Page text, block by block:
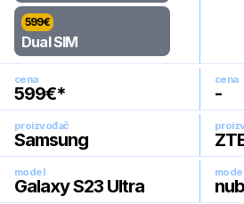
599€
Dual SIM
cena
599€*
cena
-
proizvođač
Samsung
model
Galaxy S23 Ultra